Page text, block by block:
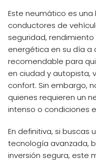
Este neumático es
conductores de
seguridad,
energética en su día a
recomendable para
en ciudad y autopista,
confort. Sin embargo,
quienes requieren un
intenso o condiciones
En definitiva, si buscas
tecnología avanzada,
inversión segura, este